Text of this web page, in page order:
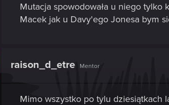
Mutacja spowodowała u niego tylko
Macek jak u Davy'ego Jonesa bym
raison_d_etre Mentor
Mimo wszystko po tylu dziesiątkach